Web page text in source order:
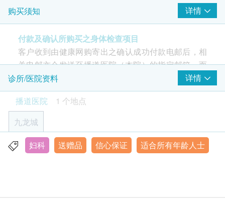
超声波(肝、胆、脾)
盘腔超声波
子宫颈病变测试 (只限女士) 重点项目
柏氏子宫颈细胞检查
乳房检查 重点项目
乳房超声波 或 3D乳房X光造影 (40岁以上女士)
肺功能
肺部X光
通过分析呼气中碳13同位素的含量来判断是否感染幽门螺旋
菌。
HK$720.0
骨质健康血液检验
包括：钙、磷、镁、维生素D
700.0
糖化血色素
HK$250.0
癌症指标组合(女性)
包括：癌抗原125 (卵巢)、癌抗原15.3(乳房)、癌胚抗原、癌
抗原19.9 (胰脏)、甲种胚胎蛋白、EBV病毒抗体(鼻咽癌)、鳞
状细胞癌抗原
脂、心脏（含耐力测试）、肺部、肝脏及肾脏功能检
查，更包括全面眼睛检查。除了体检前后均由全科或
家庭专科医生评估及跟进，更特设注册营养师营养指
导服务，全面守护您健康。
购买须知 详情
付款及确认所购买之身体检查项目
客户收到由健康网购寄出之确认成功付款电邮后，相
关电邮亦会发送至播道医院（本院）的指定邮箱，而
客户所购买的检查或医疗服务亦已经成功预约。除非
播道医院有额外资讯需要通知客人，否则客户只须于
所预订的指定检查日期和时间，亲临本院进行检查或
接受服务便可。
年龄
身体检查计划只适用于18岁或以上之人士(注：个别计
诊所/医院资料
详情
播道医院
1 个地点
九龙城
香港九龙亚皆老街222号
妇科 送赠品 信心保证 适合所有年龄人士